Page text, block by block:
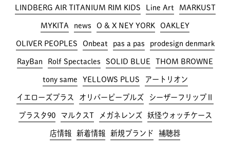
LINDBERG AIR TITANIUM RIM KIDS Line Art MARKUST
MYKITA news O & X NEY YORK OAKLEY
OLIVER PEOPLES Onbeat pas a pas prodesign denmark
RayBan Rolf Spectacles SOLID BLUE THOM BROWNE
tony same YELLOWS PLUS アートリオン
イエローズプラス オリバーピープルズ シーザーフリップⅡ
プラスタ90 マルクスT メガネレンズ 妖怪ウォッチケース
店情報 新着情報 新規ブランド 補聴器